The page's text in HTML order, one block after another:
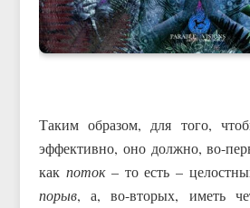
Таким образом, для того,
эффективно, оно должно, во-
как поток– то есть –
порыв, а, во-вторых, иметь